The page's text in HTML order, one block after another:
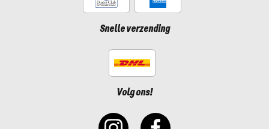
Snelle verzending
Volg ons!